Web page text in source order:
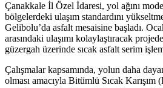
Çanakkale İl Özel İdaresi, yol ağını
bölgelerdeki ulaşım standardını
Gelibolu’da asfalt mesaisine başladı.
arasındaki ulaşımı kolaylaştıracak
güzergah üzerinde sıcak asfalt serim
Çalışmalar kapsamında, yolun daha
olması amacıyla Bitümlü Sıcak